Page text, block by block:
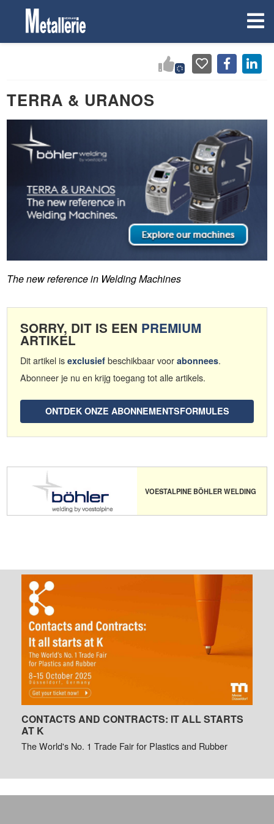
TERRA & URANOS
The new reference in Welding Machines
SORRY, DIT IS EEN PREMIUM
ARTIKEL
Dit artikel is exclusiefbeschikbaar voor abonnees.
Abonneer je nu en krijg toegang tot alle artikels.
ONTDEK ONZE ABONNEMENTSFORMULES
VOESTALPINE BÖHLER WELDING
CONTACTS AND CONTRACTS: IT ALL STARTS
AT K
The World's No. 1 Trade Fair for Plastics and Rubber